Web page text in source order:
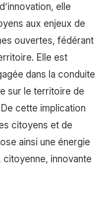
elle
aux enjeux de
ouvertes, fédérant
Elle est
dans la conduite
sur le territoire de
cette implication
citoyens et de
ainsi une énergie
citoyenne, innovante